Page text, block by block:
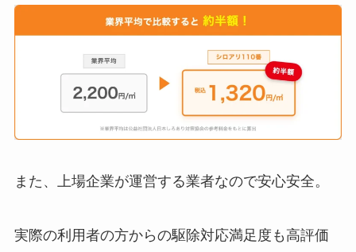
また、上場企業が運営する業者なので安心安全。
実際の利用者の方からの駆除対応満足度も高評価